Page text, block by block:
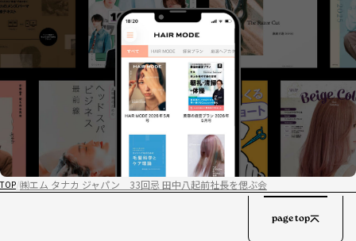
TOP ㈱エム タナカ ジャパン 33回忌 田中八起前社長を偲ぶ会
page top